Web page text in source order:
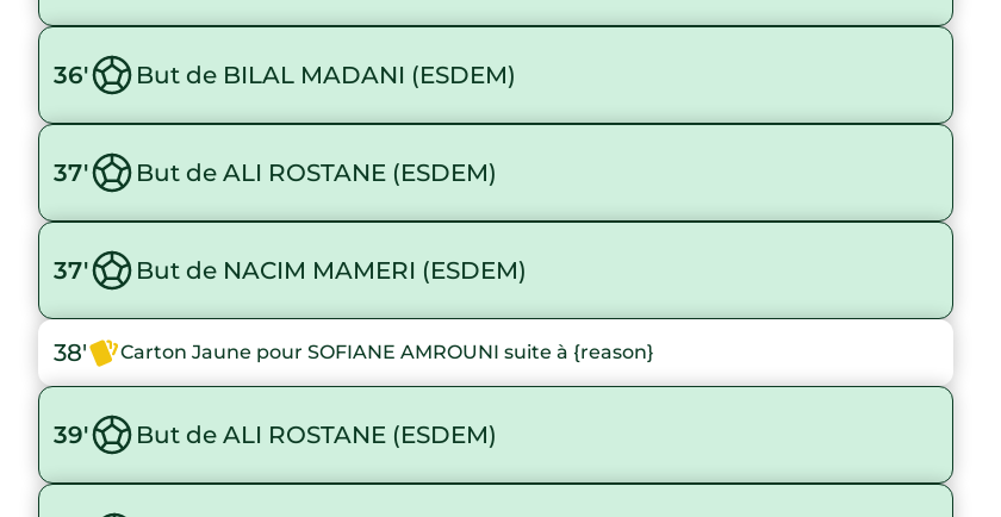
36' But de BILAL MADANI (ESDEM)
37' But de ALI ROSTANE (ESDEM)
37' But de NACIM MAMERI (ESDEM)
38' Carton Jaune pour SOFIANE AMROUNI suite à {reason}
39' But de ALI ROSTANE (ESDEM)